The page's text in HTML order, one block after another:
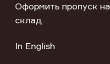
Оформить пропуск на
склад
In English